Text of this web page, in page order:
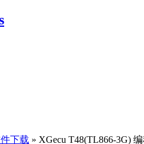
下载 » XGecu T48(TL866-3G)